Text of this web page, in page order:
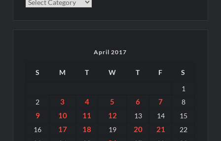
Categories
April 2017
S M T W T F
S
1
2
3 4 5 6 7 8
9 10 11 12 13 14
15
16
17 18 19 20 21
22